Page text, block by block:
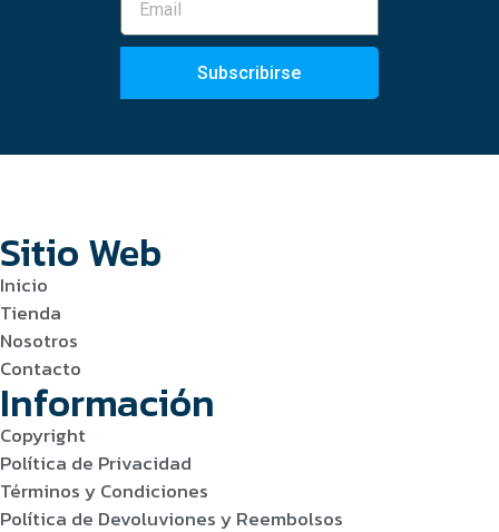
Subscribirse
Sitio Web
Inicio
Tienda
Nosotros
Contacto
Información
Copyright
Política de Privacidad
Términos y Condiciones
Política de Devoluviones y Reembolsos